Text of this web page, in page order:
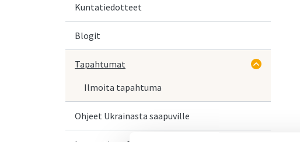
Kuntatiedotteet
Blogit
Tapahtumat
Ilmoita tapahtuma
Ohjeet Ukrainasta saapuville